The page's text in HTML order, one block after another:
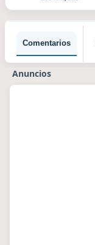
Comentarios
Anuncios